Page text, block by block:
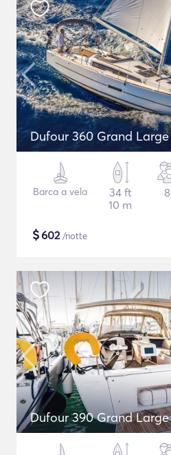
Dufour 360 Grand Large
Barca a vela
34 ft
10 m
8
$602/notte
Dufour 390 Grand Large